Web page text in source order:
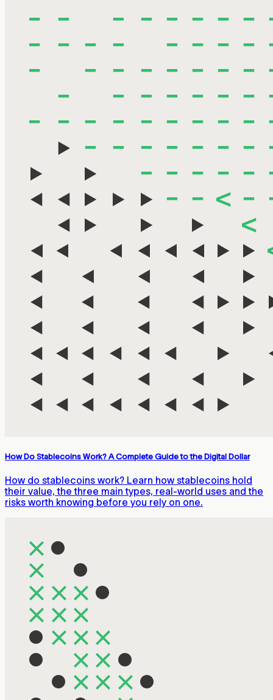
How Do Stablecoins Work? A Complete Guide to the Digital Dollar
How do stablecoins work? Learn how stablecoins hold
their value, the three main types, real-world uses and the
risks worth knowing before you rely on one.